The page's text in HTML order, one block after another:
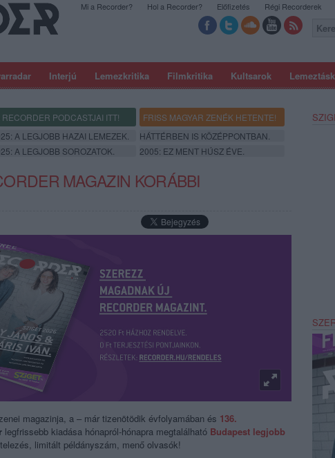
Interjú Lemezkritika Filmkritika Kultsarok
Mi a Recorder? Hol a Recorder? Előfizetés Régi Recorderek
RECORDER PODCASTJAI ITT!
FRISS MAGYAR ZENÉK HETENTE!
A LEGJOBB HAZAI LEMEZEK.
HÁTTÉRBEN IS KÖZÉPPONTBAN.
A LEGJOBB SOROZATOK. 2005: EZ MENT HÚSZ ÉVE.
MAGAZIN KORÁBBI
magazinja, a – már tizenötödik évfolyamában és 136.
legfrissebb kiadása hónapról-hónapra megtalálható Budapest legjobb
limitált példányszám, menő olvasók!